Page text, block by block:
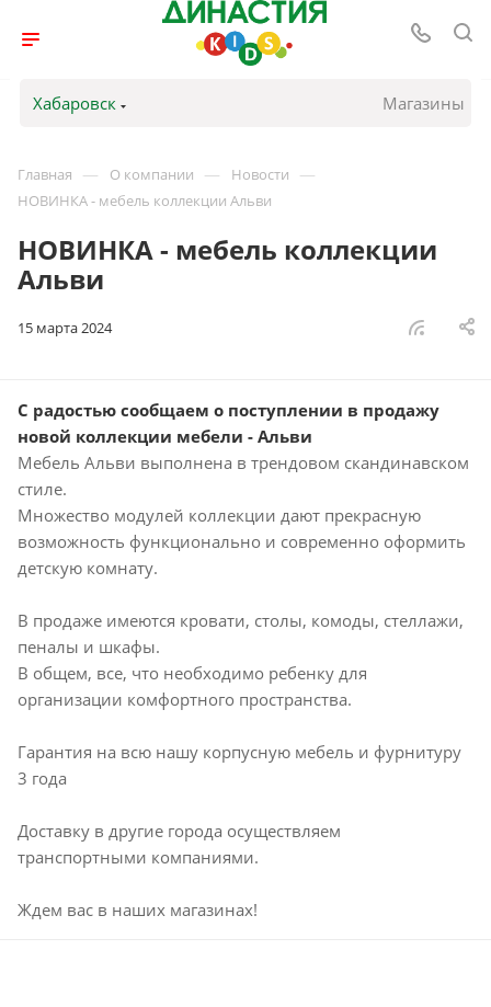
Хабаровск Магазины
Главная — О компании — Новости —
НОВИНКА - мебель коллекции Альви
НОВИНКА - мебель коллекции
Альви
15 марта 2024
С радостью сообщаем о поступлении в продажу
новой коллекции мебели - Альви
Мебель Альви выполнена в трендовом скандинавском
стиле.
Множество модулей коллекции дают прекрасную
возможность функционально и современно оформить
детскую комнату.
В продаже имеются кровати, столы, комоды, стеллажи,
пеналы и шкафы.
В общем, все, что необходимо ребенку для
организации комфортного пространства.
Гарантия на всю нашу корпусную мебель и фурнитуру
3 года
Доставку в другие города осуществляем
транспортными компаниями.
Ждем вас в наших магазинах!